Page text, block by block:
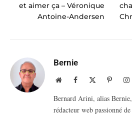
et aimer ça – Véronique
Antoine-Andersen
Bernie
WebsiteFacebook Pinterest
Bernard Arini, alias
rédacteur web passionné